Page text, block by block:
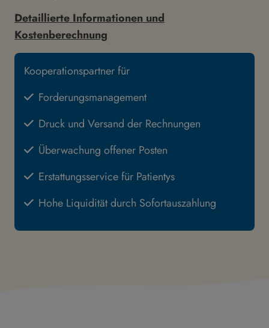
Detaillierte Informationen und
Kostenberechnung
Kooperationspartner für
Forderungsmanagement
Druck und Versand der Rechnungen
Überwachung offener Posten
Erstattungsservice für Patientys
Hohe Liquidität durch Sofortauszahlung